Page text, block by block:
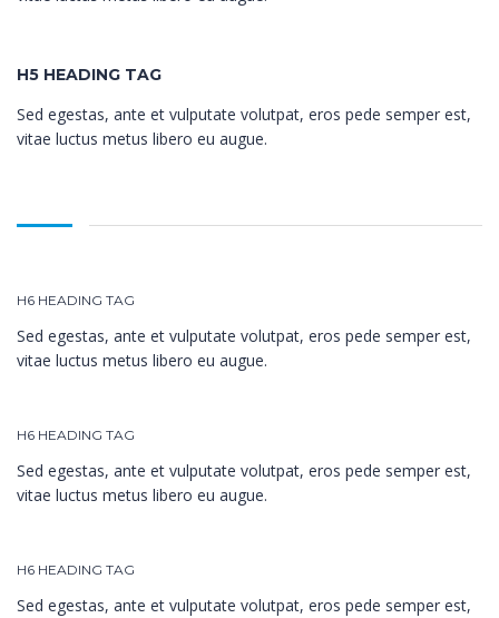
H5 HEADING TAG
Sed egestas, ante et vulputate volutpat, eros pede semper est,
vitae luctus metus libero eu augue.
H6 HEADING TAG
Sed egestas, ante et vulputate volutpat, eros pede semper est,
vitae luctus metus libero eu augue.
H6 HEADING TAG
Sed egestas, ante et vulputate volutpat, eros pede semper est,
vitae luctus metus libero eu augue.
H6 HEADING TAG
Sed egestas, ante et vulputate volutpat, eros pede semper est,